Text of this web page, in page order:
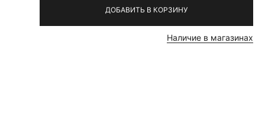
ДОБАВИТЬ В КОРЗИНУ
Наличие в магазинах